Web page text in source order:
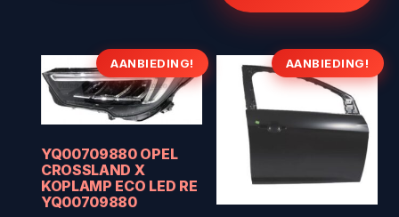
AANBIEDING!
YQ00709880 OPEL
CROSSLAND X
KOPLAMP ECO LED RE
YQ00709880
AANBIEDING!